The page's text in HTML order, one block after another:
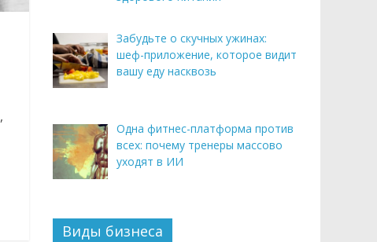
,
Забудьте о скучных ужинах:
шеф-приложение, которое видит
вашу еду насквозь
Одна фитнес-платформа против
всех: почему тренеры массово
уходят в ИИ
Виды бизнеса